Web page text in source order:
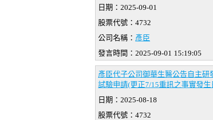
日期：2025-09-01
股票代號：4732
公司名稱： 彥臣
發言時間：2025-09-01 15:19:05
彥臣代子公司御華生醫公告自主
試驗申請(更正7/15重訊之事實發生
日期：2025-08-18
股票代號：4732